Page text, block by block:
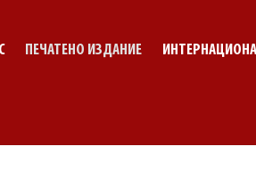
ПЕЧАТЕНО ИЗДАНИЕ